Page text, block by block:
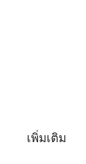
เพิ่มเติม